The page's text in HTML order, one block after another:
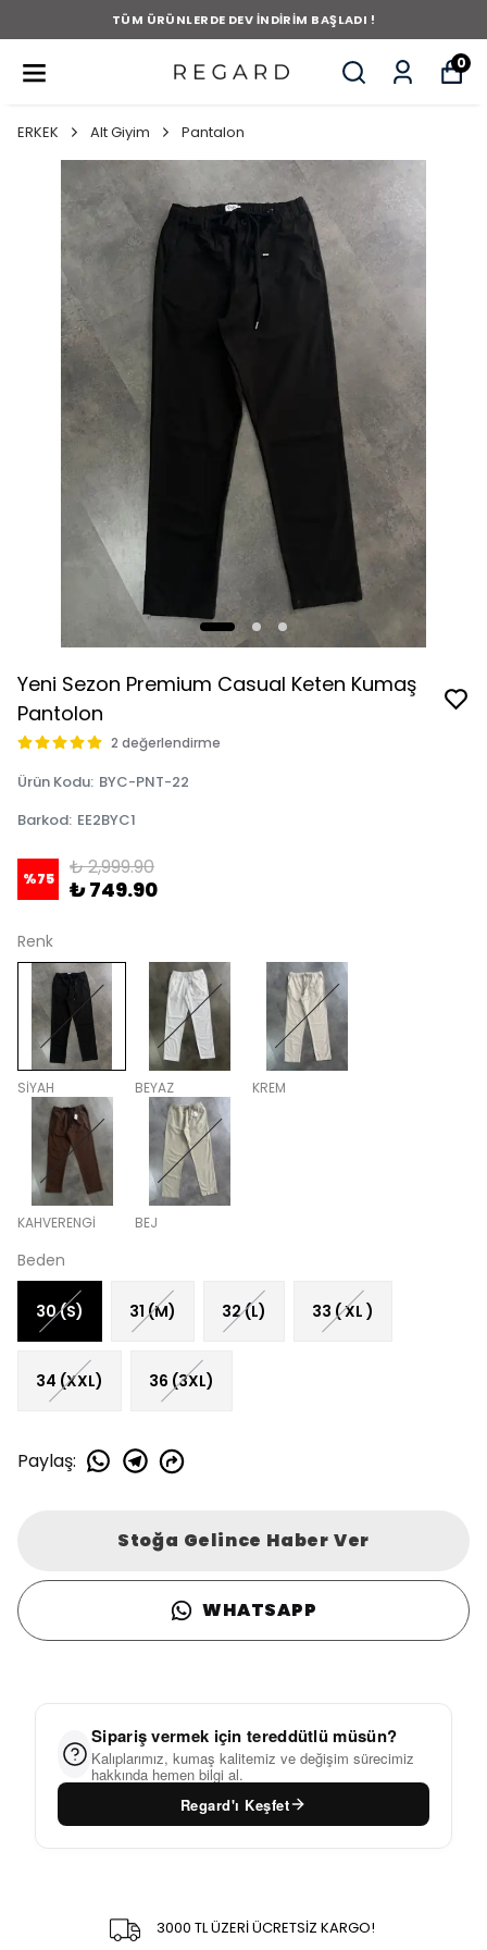
TÜM ÜRÜNLERDE DEV İNDİRİM BAŞLADI !
0
ERKEK Alt Giyim Pantalon
Yeni Sezon Premium Casual Keten Kumaş
Pantolon
2 değerlendirme
Ürün Kodu: BYC-PNT-22
Barkod: EE2BYC1
%75 ₺ 2,999.90
₺ 749.90
Renk
SİYAH BEYAZ KREM
KAHVERENGİ BEJ
Beden
30 (S) 31 (M) 32 (L) 33 ( XL )
34 (XXL) 36 (3XL)
Paylaş:
Stoğa Gelince Haber Ver
WHATSAPP
Sipariş vermek için tereddütlü müsün?
Kalıplarımız, kumaş kalitemiz ve değişim sürecimiz
hakkında hemen bilgi al.
Regard'ı Keşfet
3000 TL ÜZERİ ÜCRETSİZ KARGO!